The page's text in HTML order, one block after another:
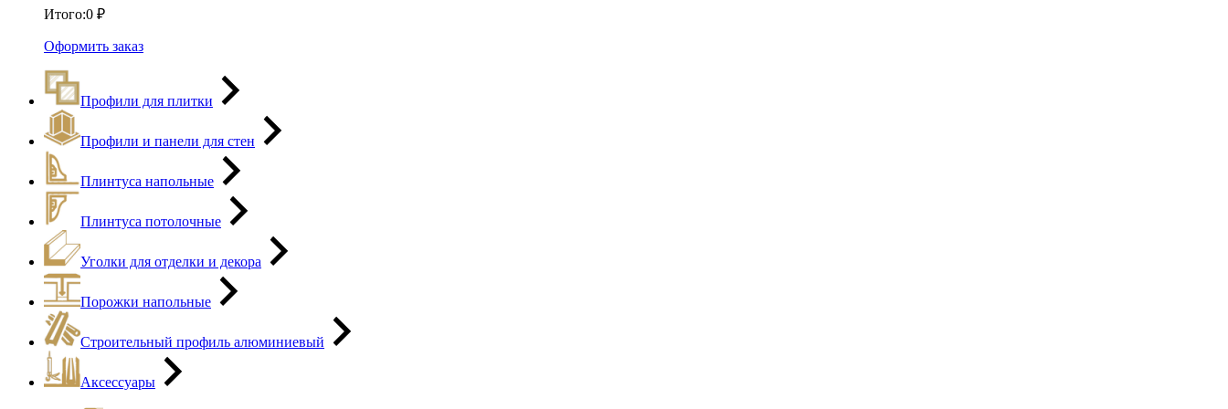
Итого:0 ₽
Оформить заказ
Профили для плитки
Профили и панели для стен
Плинтуса напольные
Плинтуса потолочные
Уголки для отделки и декора
Порожки напольные
Строительный профиль алюминиевый
Аксессуары